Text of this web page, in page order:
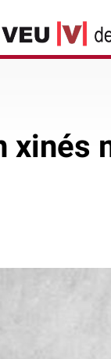
xinés